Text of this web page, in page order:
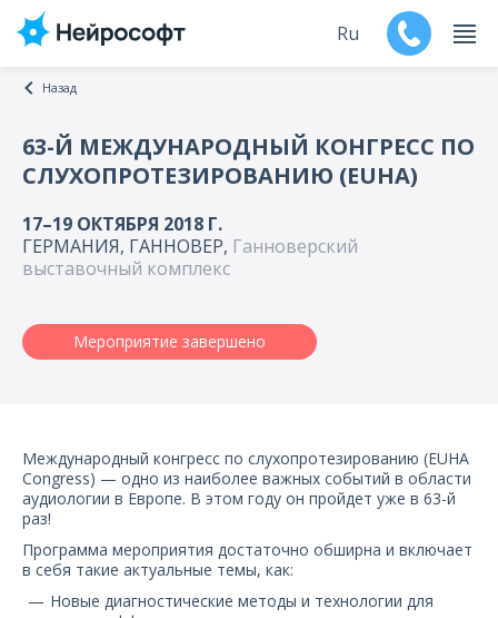
Продукты
Поддержка
Мероприятия
Дилеры
О компании
Карьера
Ru
Назад
63-Й МЕЖДУНАРОДНЫЙ КОНГРЕСС ПО
СЛУХОПРОТЕЗИРОВАНИЮ (EUHA)
17–19 ОКТЯБРЯ 2018 Г.
ГЕРМАНИЯ, ГАННОВЕР, Ганноверский
выставочный комплекс
Мероприятие завершено
Международный конгресс по слухопротезированию (EUHA
Congress) — одно из наиболее важных событий в области
аудиологии в Европе. В этом году он пройдет уже в 63-й
раз!
Программа мероприятия достаточно обширна и включает
в себя такие актуальные темы, как:
Новые диагностические методы и технологии для